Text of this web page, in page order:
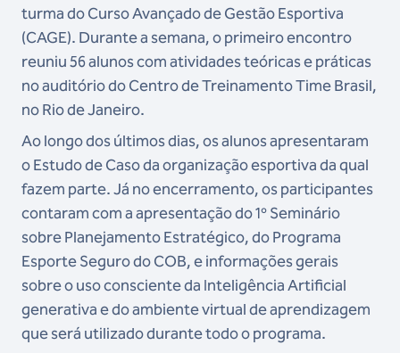
turma do Curso Avançado de Gestão Esportiva
(CAGE). Durante a semana, o primeiro encontro
reuniu 56 alunos com atividades teóricas e práticas
no auditório do Centro de Treinamento Time Brasil,
no Rio de Janeiro.
Ao longo dos últimos dias, os alunos apresentaram
o Estudo de Caso da organização esportiva da qual
fazem parte. Já no encerramento, os participantes
contaram com a apresentação do 1º Seminário
sobre Planejamento Estratégico, do Programa
Esporte Seguro do COB, e informações gerais
sobre o uso consciente da Inteligência Artificial
generativa e do ambiente virtual de aprendizagem
que será utilizado durante todo o programa.